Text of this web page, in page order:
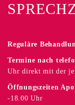
Reguläre
Termine nach
Uhr direkt mit der
Öffnungszeiten
-18.00 Uhr